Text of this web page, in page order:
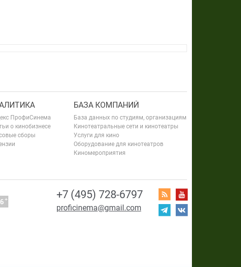
ПрофиСинема
о кинобизнесе
сборы
БАЗА КОМПАНИЙ
База данных по студиям, организациям
Кинотеатральные сети и кинотеатры
Услуги для кино
Оборудование для кинотеатров
Киномероприятия
+7 (495) 728-6797
proficinema@gmail.com